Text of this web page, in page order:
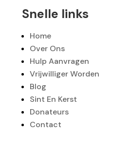
Snelle links
Home
Over Ons
Hulp Aanvragen
Vrijwilliger Worden
Blog
Sint En Kerst
Donateurs
Contact